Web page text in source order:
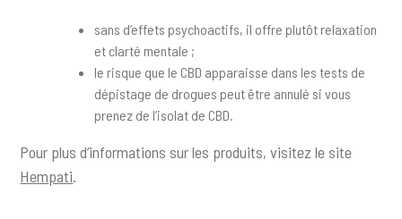
sans d’effets psychoactifs, il offre plutôt relaxation
et clarté mentale ;
le risque que le CBD apparaisse dans les tests de
dépistage de drogues peut être annulé si vous
prenez de l’isolat de CBD.
Pour plus d’informations sur les produits, visitez le site
Hempati.